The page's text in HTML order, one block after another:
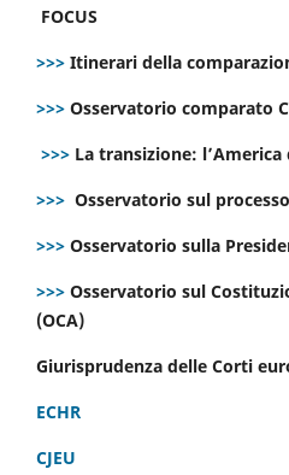
FOCUS
>>> Itinerari della
>>> Osservatorio comparato
>>> La transizione:
>>> Osservatorio sul
>>> Osservatorio sulla
>>> Osservatorio sul
(OCA)
Giurisprudenza delle Corti
ECHR
CJEU